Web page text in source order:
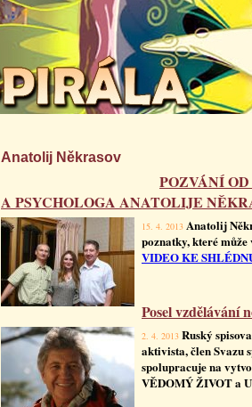
Anatolij Někrasov
POZVÁNÍ
A PSYCHOLOGA ANATOLIJE
15. 4. 2013 Anatolij
poznatky, které
VIDEO KE
Posel vzdělávání
2. 4. 2013 Ruský
aktivista, člen Svazu
spolupracuje na
VĚDOMÝ ŽIVOT a